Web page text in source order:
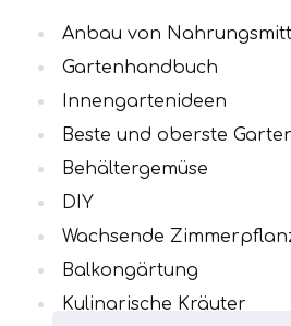
Anbau von
Gartenhandbuch
Innengartenideen
Beste und oberste
Behältergemüse
DIY
Wachsende
Balkongärtung
Kulinarische Kräuter